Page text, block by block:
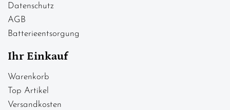
Datenschutz
AGB
Batterieentsorgung
Ihr Einkauf
Warenkorb
Top Artikel
Versandkosten